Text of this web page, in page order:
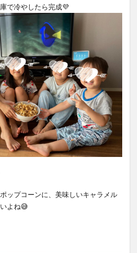
で冷やしたら完成💜
ップコーンに、美味しいキャラメル
よね😅